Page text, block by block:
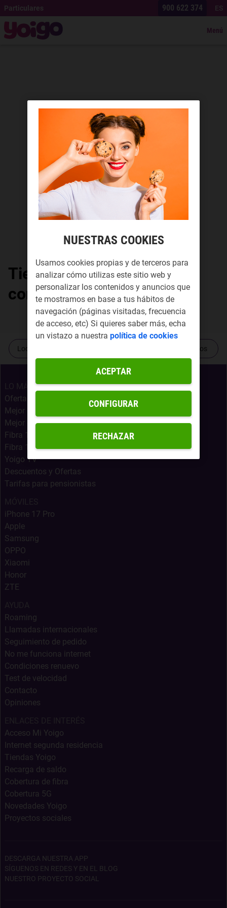
Particulares 900 622 374 ES
Menú
Tiendas Yoigo por
comunidad autónoma
Localiza tu tienda más cercana Contacta con nosotros
LO MÁS BUSCADO
Ofertas Internet Móvil
Mejor Oferta Fibra
Mejor oferta fibra, móvil y Netflix
Fibra 1Gb + Móvil Infinito
Fibra 1Gb
Yoigo TV
Descuentos y Ofertas
Tarifas para pensionistas
iPhone 17 Pro
Apple
Samsung
OPPO
Xiaomi
Honor
ZTE
Roaming
Llamadas internacionales
Seguimiento de pedido
No me funciona internet
Condiciones renuevo
Test de velocidad
Contacto
Opiniones
Acceso Mi Yoigo
Internet segunda residencia
Tiendas Yoigo
Recarga de saldo
Cobertura de fibra
Cobertura 5G
Novedades Yoigo
Proyectos sociales
DESCARGA NUESTRA APP
SÍGUENOS EN REDES Y EN EL BLOG
NUESTRO PROYECTO SOCIAL
NUESTRAS COOKIES
Usamos cookies propias y de terceros para
analizar cómo utilizas este sitio web y
personalizar los contenidos y anuncios que
te mostramos en base a tus hábitos de
navegación (páginas visitadas, frecuencia
de acceso, etc) Si quieres saber más, echa
un vistazo a nuestra política de cookies
RECHAZAR
ACEPTAR
CONFIGURAR